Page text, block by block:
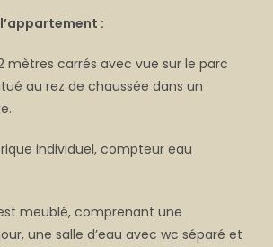
:
mètres carrés avec vue sur le parc
au rez de chaussée dans un
individuel, compteur eau
meublé, comprenant une
une salle d’eau avec wc séparé et